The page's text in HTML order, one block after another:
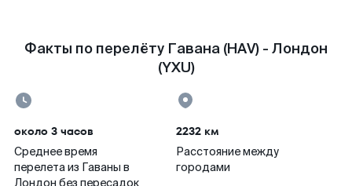
Факты по перелёту Гавана (HAV) - Лондон
(YXU)
около 3 часов
Среднее время
перелета из Гаваны в
Лондон без пересадок
2232 км
Расстояние между
городами